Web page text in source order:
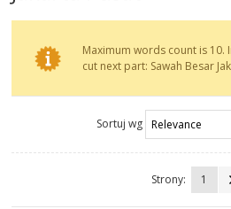
AKTUALNOSCI
STREFA-PROJEKTANTA
INSPIRACJE
Maximum words count is 10.
cut next part: Sawah Besar
Sortuj wg
Strony: 1